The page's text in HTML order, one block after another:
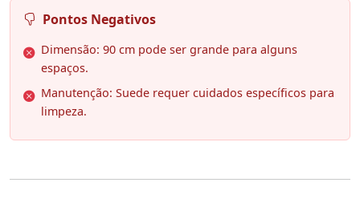
Pontos Negativos
Dimensão: 90 cm pode ser grande para alguns
espaços.
Manutenção: Suede requer cuidados específicos para
limpeza.